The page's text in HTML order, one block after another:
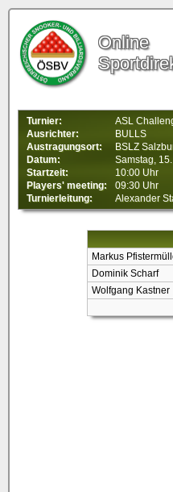
Online
Turnier:
ASL
Ausrichter:
BULLS
Austragungsort:
BSLZ
Datum:
Samstag,
Startzeit:
10:00 Uhr
Players' meeting:
09:30 Uhr
Turnierleitung:
Alexander
Markus
Dominik Scharf
Wolfgang Kastner